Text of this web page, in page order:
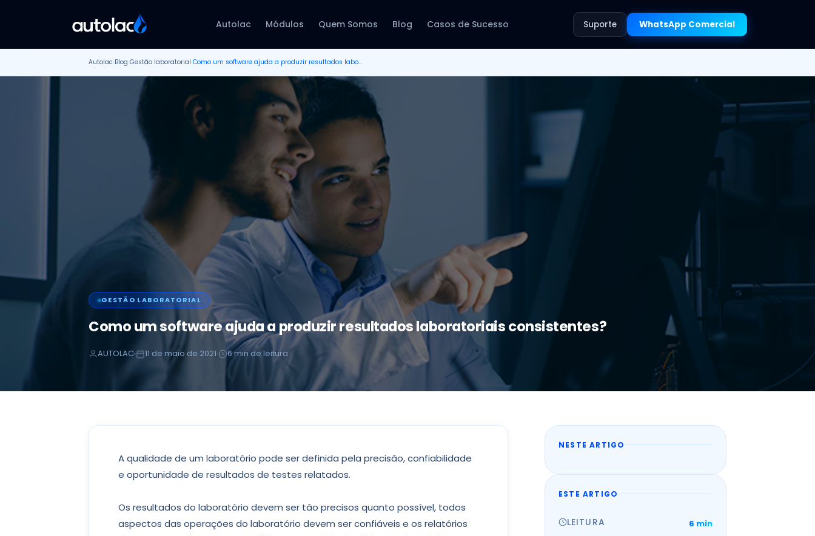
Autolac Módulos Quem Somos Blog Casos de Sucesso Suporte WhatsApp Comercial
Autolac›Blog›Gestão laboratorial› Como um software ajuda a produzir resultados laboratoriais consistentes?
GESTÃO LABORATORIAL
Como um software ajuda a produzir resultados laboratoriais consistentes?
AUTOLAC 11 de maio de 2021 6 min de leitura
A qualidade de um laboratório pode ser definida pela precisão, confiabilidade
e oportunidade de resultados de testes relatados.
Os resultados do laboratório devem ser tão precisos quanto possível, todos
aspectos das operações do laboratório devem ser confiáveis e os relatórios
NESTE ARTIGO
ESTE ARTIGO
LEITURA 6 min